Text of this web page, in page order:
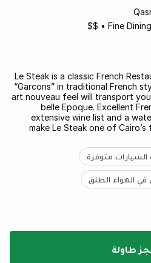
Fine Dining
•
$$
Le Steak is a classic French
“Garcons” in traditional French
art nouveau feel will transport
belle Epoque. Excellent
extensive wine list and a
make Le Steak one of
متوفرة
الهواء الطلق
طاولة